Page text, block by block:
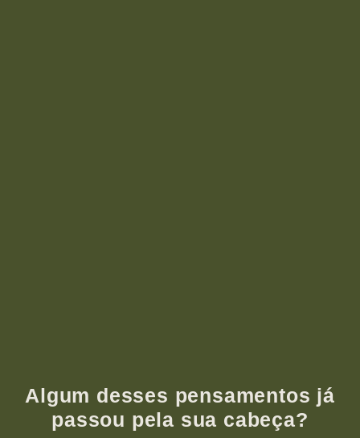
Algum desses pensamentos já
passou pela sua cabeça?